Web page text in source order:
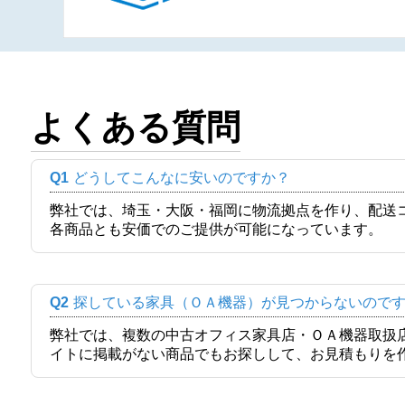
よくある質問
Q1 どうしてこんなに安いのですか？
弊社では、埼玉・大阪・福岡に物流拠点を作り、配
各商品とも安価でのご提供が可能になっています。
Q2 探している家具（ＯＡ機器）が見つからないので
弊社では、複数の中古オフィス家具店・ＯＡ機器取
イトに掲載がない商品でもお探しして、お見積もりを